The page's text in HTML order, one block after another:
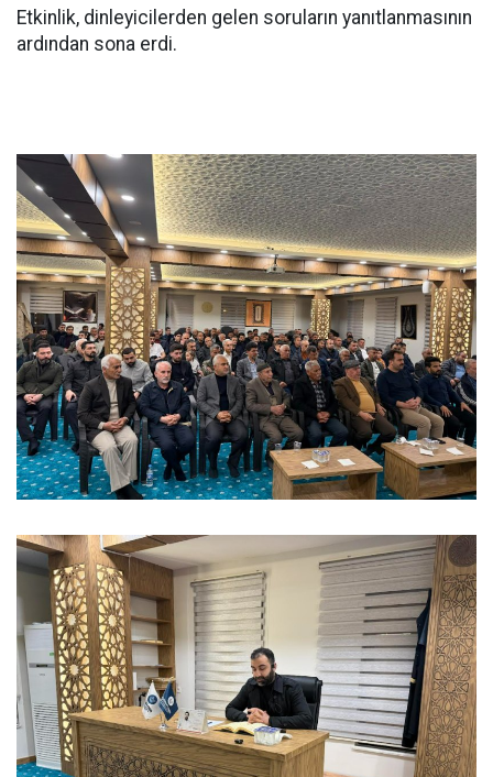
Etkinlik, dinleyicilerden gelen soruların yanıtlanmasının
ardından sona erdi.